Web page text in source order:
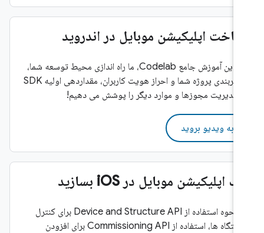
ساخت اپلیکیشن موبایل در اندروید
در این آموزش جامع Codelab، ما راه اندازی محیط توسعه شما،
پیکربندی پروژه شما و احراز هویت کاربران، مقداردهی اولیه SDK
و مدیریت مجوزها و موارد دیگر را پوشش می دهیم!
به ویدیو بروید
یک اپلیکیشن موبایل در iOS بسازید
با نحوه استفاده از Device and Structure API برای کنترل
دستگاه ها، استفاده از Commissioning API برای افزودن